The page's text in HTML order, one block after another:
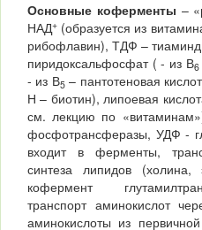
Основные коферменты –
НАД+ (образуется из
рибофлавин), ТДФ –
пиридоксальфосфат ( - из В6
- из В5– пантотеновая
Н – биотин), липоевая
см. лекцию по
фосфотрансферазы, УДФ -
входит в ферменты,
синтеза липидов (холина,
кофермент
транспорт аминокислот
аминокислоты из